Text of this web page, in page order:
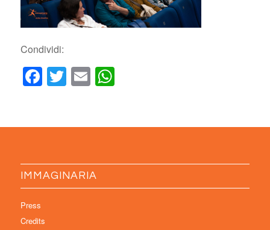
Condividi:
Facebook
Twitter
EmailWhatsApp
IMMAGINARIA
Press
Credits